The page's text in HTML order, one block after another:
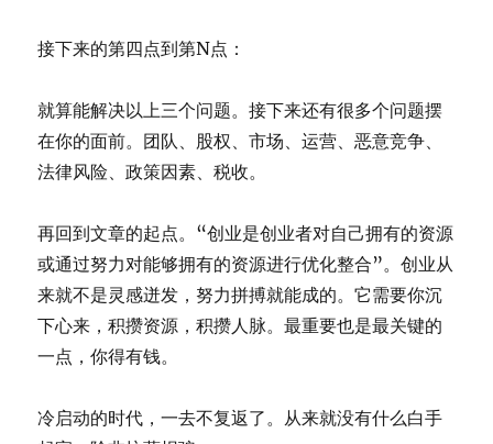
接下来的第四点到第N点：
就算能解决以上三个问题。接下来还有很多个问题摆
在你的面前。团队、股权、市场、运营、恶意竞争、
法律风险、政策因素、税收。
再回到文章的起点。“创业是创业者对自己拥有的资源
或通过努力对能够拥有的资源进行优化整合”。创业从
来就不是灵感迸发，努力拼搏就能成的。它需要你沉
下心来，积攒资源，积攒人脉。最重要也是最关键的
一点，你得有钱。
冷启动的时代，一去不复返了。从来就没有什么白手